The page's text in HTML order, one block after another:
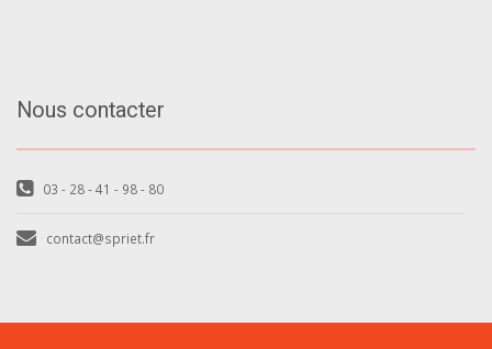
Nous contacter
03 - 28 - 41 - 98 - 80
contact@spriet.fr